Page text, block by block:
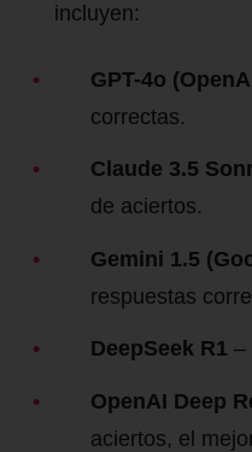
incluyen:
GPT-4o
correctas.
Claude 3.5
de aciertos.
Gemini 1.5
respuestas
DeepSeek R1 –
OpenAI Deep
aciertos, el